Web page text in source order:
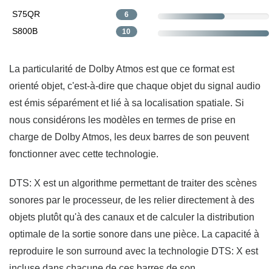
S75QR 6
S800B 10
La particularité de Dolby Atmos est que ce format est
orienté objet, c'est-à-dire que chaque objet du signal audio
est émis séparément et lié à sa localisation spatiale. Si
nous considérons les modèles en termes de prise en
charge de Dolby Atmos, les deux barres de son peuvent
fonctionner avec cette technologie.
DTS: X est un algorithme permettant de traiter des scènes
sonores par le processeur, de les relier directement à des
objets plutôt qu'à des canaux et de calculer la distribution
optimale de la sortie sonore dans une pièce. La capacité à
reproduire le son surround avec la technologie DTS: X est